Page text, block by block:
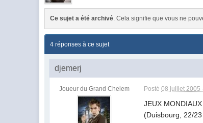
Ce sujet a été archivé. Cela signifie que vous ne
4 réponses à ce sujet
djemerj
Joueur du Grand Chelem Posté08 juillet 2005
JEUX MONDIAUX
(Duisbourg, 22/